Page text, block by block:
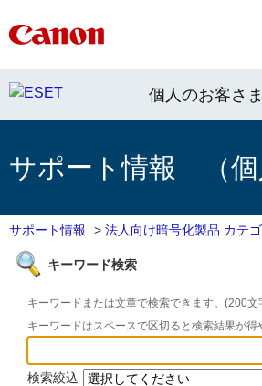
個人のお客さま
サポート情報 （個
サポート情報 > 法人向け暗号化製品 カテ
キーワード検索
キーワードまたは文章で検索できます。(200文
キーワードはスペースで区切ると検索結果が得
検索絞込